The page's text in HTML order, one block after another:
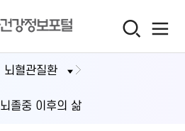
뇌혈관질환
뇌졸중 이후의 삶